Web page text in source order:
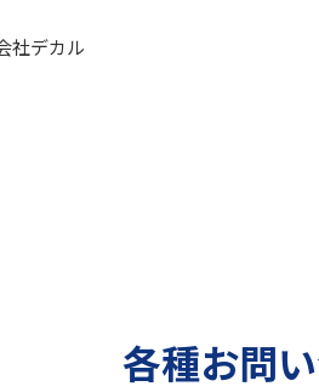
社デカル
各種お問